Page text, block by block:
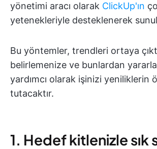
yönetimi aracı olarak ClickUp'ın
yetenekleriyle desteklenerek
Bu yöntemler, trendleri ortaya
belirlemenize ve bunlardan
yardımcı olarak işinizi yeniliklerin
tutacaktır.
1. Hedef kitlenizle sık